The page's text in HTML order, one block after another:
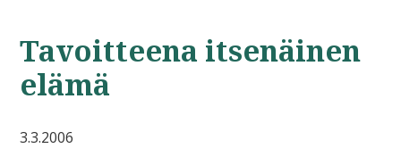
Tavoitteena itsenäinen
elämä
3.3.2006